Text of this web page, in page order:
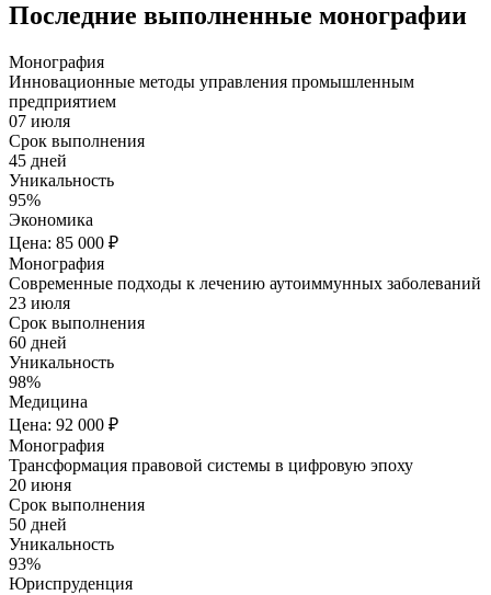
Последние выполненные монографии
Монография
Инновационные методы управления промышленным
предприятием
07 июля
Срок выполнения
45 дней
Уникальность
95%
Экономика
Цена: 85 000 ₽
Монография
Современные подходы к лечению аутоиммунных заболеваний
23 июля
Срок выполнения
60 дней
Уникальность
98%
Медицина
Цена: 92 000 ₽
Монография
Трансформация правовой системы в цифровую эпоху
20 июня
Срок выполнения
50 дней
Уникальность
93%
Юриспруденция